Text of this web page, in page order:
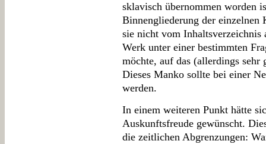
sklavisch übernommen worden
Binnengliederung der
sie nicht vom
Werk unter einer bestimmten
möchte, auf das (allerdings sehr
Dieses Manko sollte bei einer
werden.
In einem weiteren Punkt hätte
Auskunftsfreude gewünscht.
die zeitlichen Abgrenzungen: